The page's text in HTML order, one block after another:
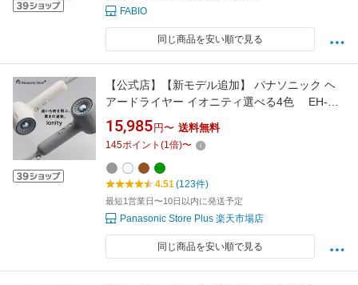
FABIO
同じ商品を安い順で見る
【公式店】【新モデル追加】 パナソニック ヘ
アードライヤー イオニティ選べる4色 EH-
NE8N 無料ギフトラッピング マイナスイオン
UV・摩擦ダメージ 速乾 指通り 小型 コンパク
ト 軽量 ドライヤー 送料無料
15,985 円〜 送料無料
145ポイント (1倍)〜
4.51(123件)
最短1営業日〜10日以内に発送予定
Panasonic Store Plus 楽天市場店
同じ商品を安い順で見る